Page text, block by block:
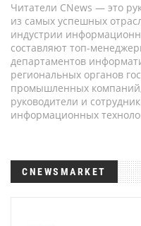
Читатели CNews — это
из самых успешных
индустрии
составляют топ-
департаментов
региональных органов
промышленных
руководители и
информационных
CNEWSMARKET